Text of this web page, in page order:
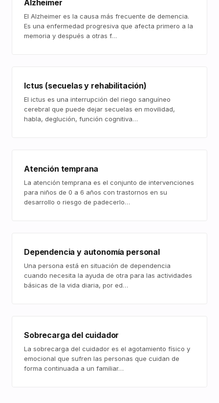
Alzheimer
El Alzheimer es la causa más frecuente de demencia.
Es una enfermedad progresiva que afecta primero a la
memoria y después a otras f…
Ictus (secuelas y rehabilitación)
El ictus es una interrupción del riego sanguíneo
cerebral que puede dejar secuelas en movilidad,
habla, deglución, función cognitiva…
Atención temprana
La atención temprana es el conjunto de intervenciones
para niños de 0 a 6 años con trastornos en su
desarrollo o riesgo de padecerlo…
Dependencia y autonomía personal
Una persona está en situación de dependencia
cuando necesita la ayuda de otra para las actividades
básicas de la vida diaria, por ed…
Sobrecarga del cuidador
La sobrecarga del cuidador es el agotamiento físico y
emocional que sufren las personas que cuidan de
forma continuada a un familiar…